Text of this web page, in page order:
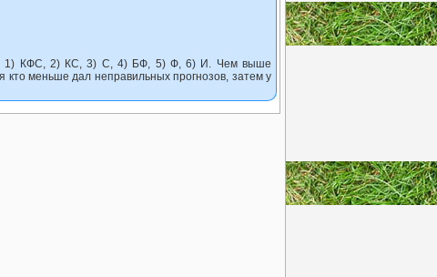
1) КФС, 2) КС, 3) С, 4) БФ, 5) Ф, 6) И. Чем выше
кто меньше дал неправильных прогнозов, затем у